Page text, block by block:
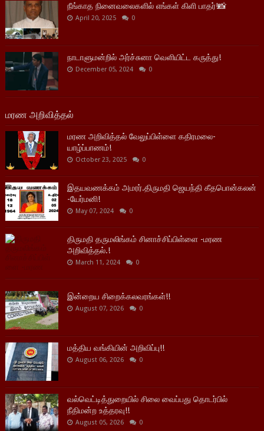
நீங்காத நினைவலைகளில் எங்கள் கிளி பாதர்!📸
April 20, 2025 0
நாடாளுமன்றில் அர்ச்சுனா வெளியிட்ட கருத்து!
December 05, 2024 0
மரண அறிவித்தல்
மரண அறிவித்தல் வேலுப்பிள்ளை கதிரமலை-
யாழ்ப்பாணம்!
October 23, 2025 0
இதயவணக்கம் அமரர்.திருமதி ஜெயந்தி கீதபொன்கலன்
-யேர்மனி!
May 07, 2024 0
திருமதி தருமலிங்கம் சினாச்சிப்பிள்ளை -மரண
அறிவித்தல்.!
March 11, 2024 0
இன்றைய சிறைக்கலவரங்கள்!!
August 07, 2026 0
மத்திய வங்கியின் அறிவிப்பு!!
August 06, 2026 0
வல்வெட்டித்துறையில் சிலை வைப்பது தொடர்பில்
நீதிமன்ற உத்தரவு!!
August 05, 2026 0